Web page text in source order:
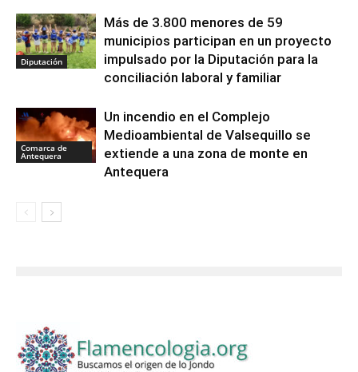
Diputación
Más de 3.800 menores de 59
municipios participan en un proyecto
impulsado por la Diputación para la
conciliación laboral y familiar
Comarca de
Antequera
Un incendio en el Complejo
Medioambiental de Valsequillo se
extiende a una zona de monte en
Antequera